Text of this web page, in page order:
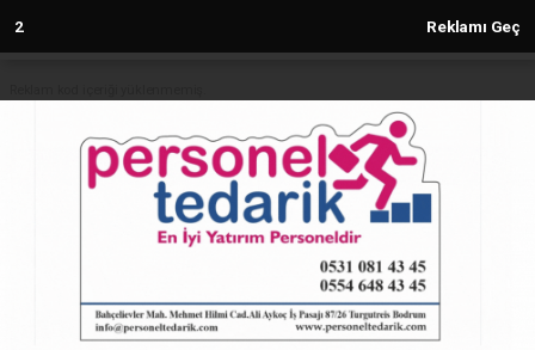
2 Reklamı Geç
Anasayfa EKONOMİ
2024 fındık yevmiyeleri belli oldu
EKONOMİ
13.07.2024 - 12:30, Güncelleme: 13.07.2024 - 12:30
12284+ kez okundu.